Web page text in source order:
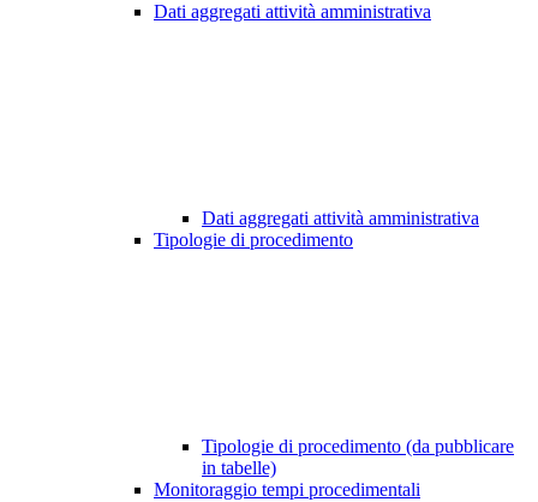
Dati aggregati attività amministrativa
Dati aggregati attività amministrativa
Tipologie di procedimento
Tipologie di procedimento (da pubblicare
in tabelle)
Monitoraggio tempi procedimentali